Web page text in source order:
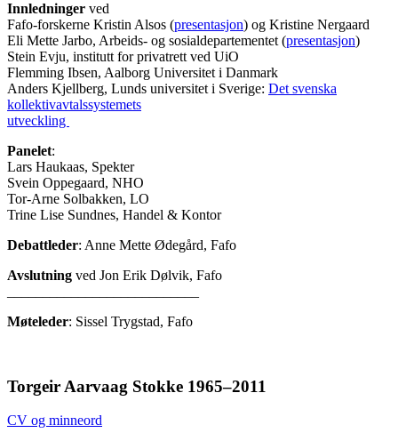
Innledninger ved
Fafo-forskerne Kristin Alsos (presentasjon) og Kristine Nergaard
Eli Mette Jarbo, Arbeids- og sosialdepartementet (presentasjon)
Stein Evju, institutt for privatrett ved UiO
Flemming Ibsen, Aalborg Universitet i Danmark
Anders Kjellberg, Lunds universitet i Sverige: Det svenska
kollektivavtalssystemets
utveckling
Panelet:
Lars Haukaas, Spekter
Svein Oppegaard, NHO
Tor-Arne Solbakken, LO
Trine Lise Sundnes, Handel & Kontor
Debattleder: Anne Mette Ødegård, Fafo
Avslutning ved Jon Erik Dølvik, Fafo
Møteleder: Sissel Trygstad, Fafo
Torgeir Aarvaag Stokke 1965–2011
CV og minneord